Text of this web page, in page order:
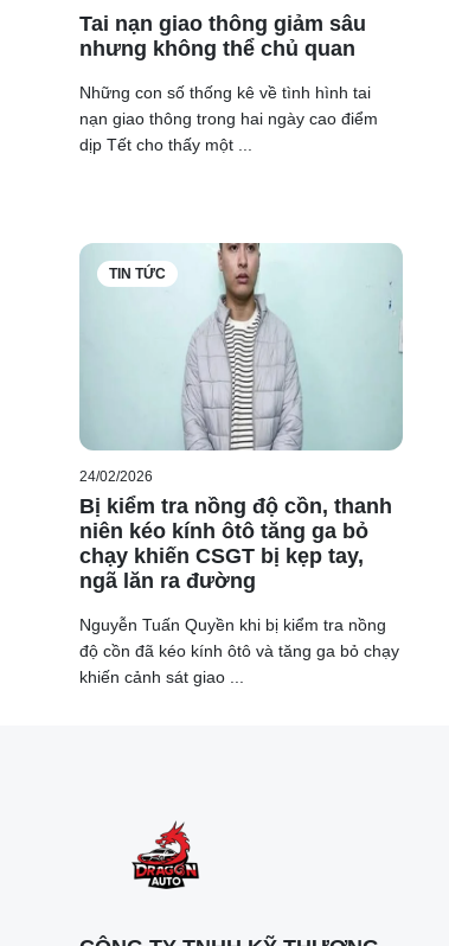
Tai nạn giao thông giảm sâu
nhưng không thể chủ quan
Những con số thống kê về tình hình tai
nạn giao thông trong hai ngày cao điểm
dịp Tết cho thấy một ...
TIN TỨC
24/02/2026
Bị kiểm tra nồng độ cồn, thanh
niên kéo kính ôtô tăng ga bỏ
chạy khiến CSGT bị kẹp tay,
ngã lăn ra đường
Nguyễn Tuấn Quyền khi bị kiểm tra nồng
độ cồn đã kéo kính ôtô và tăng ga bỏ chạy
khiến cảnh sát giao ...